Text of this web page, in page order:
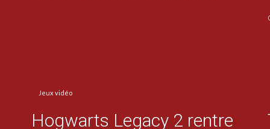
Jeux vidéo
Hogwarts Legacy 2 rentre